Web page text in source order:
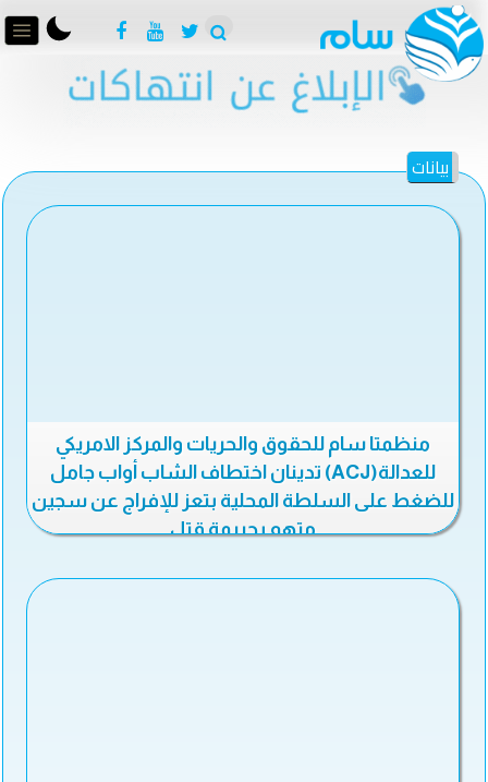
بيانات
منظمتا سام للحقوق والحريات والمركز الامريكي
للعدالة(ACJ) تدينان اختطاف الشاب أواب جامل
للضغط على السلطة المحلية بتعز للإفراج عن سجين
متهم بجريمة قتل